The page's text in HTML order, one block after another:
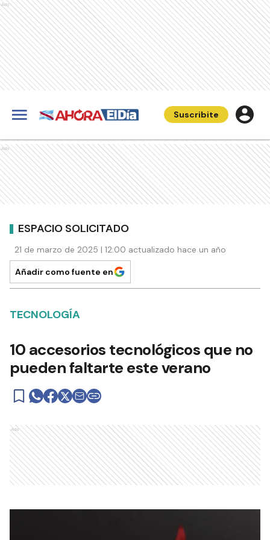
Ads
Suscribite
Ads
ESPACIO SOLICITADO
21 de marzo de 2025 | 12:00 actualizado hace un año
Añadir como fuente en
TECNOLOGÍA
10 accesorios tecnológicos que no
pueden faltarte este verano
Ads